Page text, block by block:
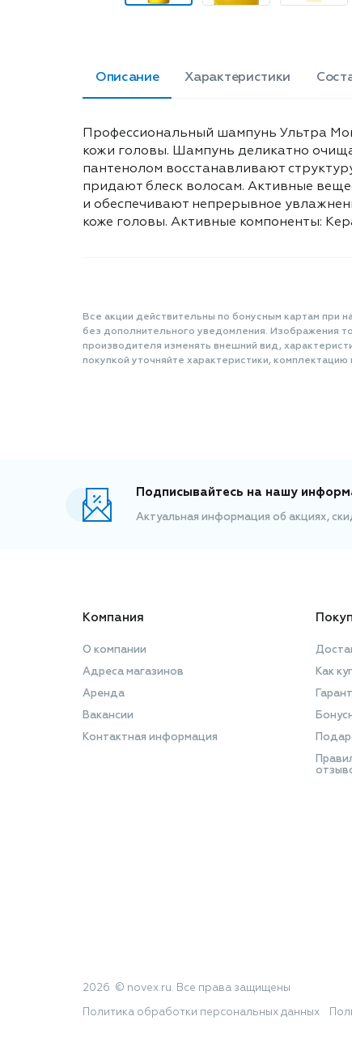
Описание Характеристики
Профессиональный шампунь Ультра
кожи головы. Шампунь деликатно
пантенолом восстанавливают
придают блеск волосам. Активные
и обеспечивают непрерывное
коже головы. Активные компоненты:
Все акции действительны по бонусным картам при
без дополнительного уведомления. Изображения
производителя изменять внешний вид,
покупкой уточняйте характеристики,
Подписывайтесь на нашу
Актуальная информация об акциях,
Компания
О компании
Адреса магазинов
Аренда
Вакансии
Контактная информация
Как
2026 © novex.ru. Все права защищены
Политика обработки персональных данных